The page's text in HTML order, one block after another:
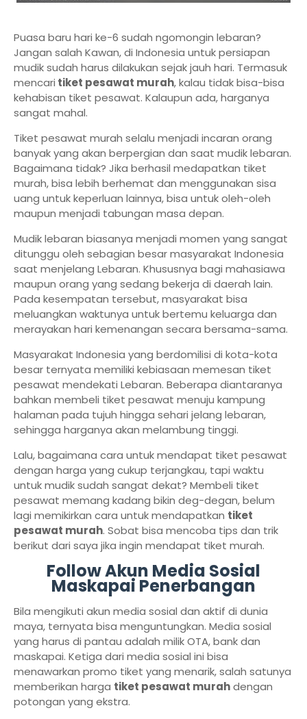
Puasa baru hari ke-6 sudah ngomongin lebaran?
Jangan salah Kawan, di Indonesia untuk persiapan
mudik sudah harus dilakukan sejak jauh hari. Termasuk
mencari tiket pesawat murah, kalau tidak bisa-bisa
kehabisan tiket pesawat. Kalaupun ada, harganya
sangat mahal.
Tiket pesawat murah selalu menjadi incaran orang
banyak yang akan berpergian dan saat mudik lebaran.
Bagaimana tidak? Jika berhasil medapatkan tiket
murah, bisa lebih berhemat dan menggunakan sisa
uang untuk keperluan lainnya, bisa untuk oleh-oleh
maupun menjadi tabungan masa depan.
Mudik lebaran biasanya menjadi momen yang sangat
ditunggu oleh sebagian besar masyarakat Indonesia
saat menjelang Lebaran. Khususnya bagi mahasiawa
maupun orang yang sedang bekerja di daerah lain.
Pada kesempatan tersebut, masyarakat bisa
meluangkan waktunya untuk bertemu keluarga dan
merayakan hari kemenangan secara bersama-sama.
Masyarakat Indonesia yang berdomilisi di kota-kota
besar ternyata memiliki kebiasaan memesan tiket
pesawat mendekati Lebaran. Beberapa diantaranya
bahkan membeli tiket pesawat menuju kampung
halaman pada tujuh hingga sehari jelang lebaran,
sehingga harganya akan melambung tinggi.
Lalu, bagaimana cara untuk mendapat tiket pesawat
dengan harga yang cukup terjangkau, tapi waktu
untuk mudik sudah sangat dekat? Membeli tiket
pesawat memang kadang bikin deg-degan, belum
lagi memikirkan cara untuk mendapatkan tiket
pesawat murah. Sobat bisa mencoba tips dan trik
berikut dari saya jika ingin mendapat tiket murah.
Follow Akun Media Sosial
Maskapai Penerbangan
Bila mengikuti akun media sosial dan aktif di dunia
maya, ternyata bisa menguntungkan. Media sosial
yang harus di pantau adalah milik OTA, bank dan
maskapai. Ketiga dari media sosial ini bisa
menawarkan promo tiket yang menarik, salah satunya
memberikan harga tiket pesawat murahdengan
potongan yang ekstra.